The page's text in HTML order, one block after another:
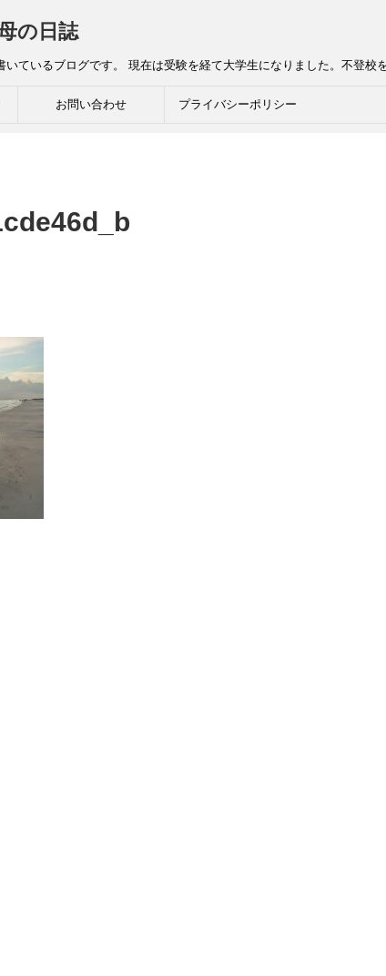
の日誌
ているブログです。 現在は受験を経て大学生になりました。不登校
お問い合わせ プライバシーポリシー